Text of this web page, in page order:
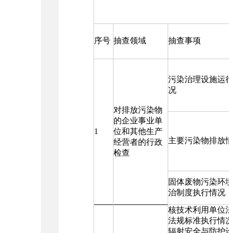
序号 抽查领域 抽查事项
1
对排放污染物
的企业事业单
位和其他生产
经营者的行政
检查
污染治理设施运
况
主要污染物排放
固体废物污染环
治制度执行情况
核技术利用单位
法规标准执行情
辐射安全与防护